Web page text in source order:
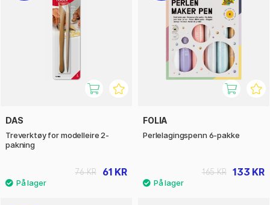
DAS
Treverktøy for modelleire 2-
pakning
61 KR
76 KR
FOLIA
Perlelagingspenn 6-pakke
133 KR
165 KR